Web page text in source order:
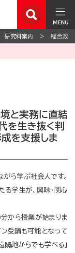
MENU
研究科案内 総合政
と実務に直結
を生き抜く判
を支援しま
ら学ぶ社会人です。
る学生が、興味・関心
から授業が始まりま
ン受講も可能となって
隔地からでも学べる」